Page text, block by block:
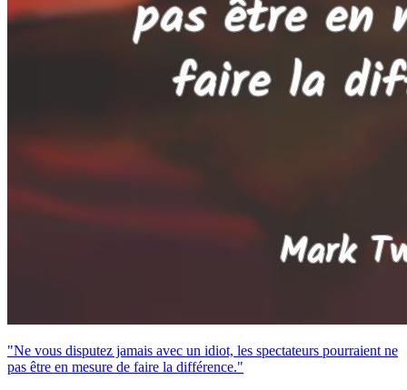
"Ne vous disputez jamais avec un idiot, les spectateurs pourraient ne
pas être en mesure de faire la différence."